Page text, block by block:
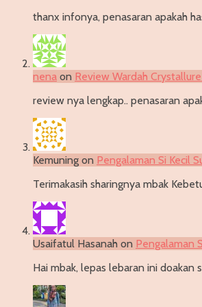
thanx infonya, penasaran apakah
nena on Review Wardah
review nya lengkap.. penasaran
Kemuning on Pengalaman Si Kecil
Terimakasih sharingnya mbak
Usaifatul Hasanah on Pengalaman
Hai mbak, lepas lebaran ini doakan